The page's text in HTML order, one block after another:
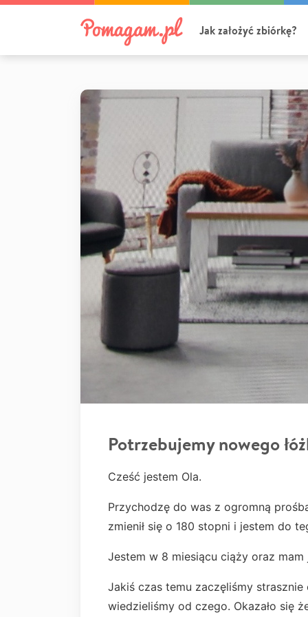
Jak założyć zbiórkę?
Potrzebujemy nowego
Cześć jestem Ola.
Przychodzę do was z ogromną
zmienił się o 180 stopni i jestem do
Jestem w 8 miesiącu ciąży oraz
Jakiś czas temu zaczęliśmy
wiedzieliśmy od czego. Okazało się